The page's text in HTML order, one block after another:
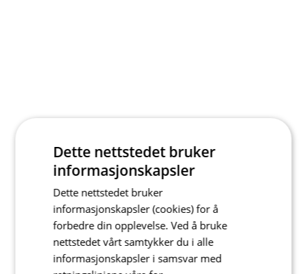
Dette nettstedet bruker
informasjonskapsler
Dette nettstedet bruker
informasjonskapsler (cookies) for å
forbedre din opplevelse. Ved å bruke
nettstedet vårt samtykker du i alle
informasjonskapsler i samsvar med